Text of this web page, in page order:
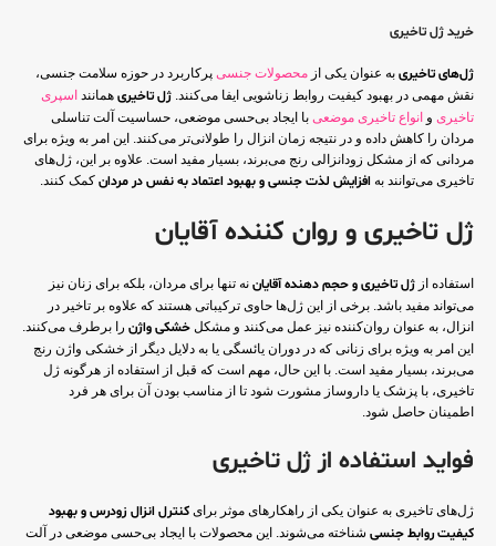
خرید ژل تاخیری
ژل‌های تاخیری به عنوان یکی از محصولات جنسی پرکاربرد در حوزه سلامت جنسی،
نقش مهمی در بهبود کیفیت روابط زناشویی ایفا می‌کنند. ژل تاخیری همانند اسپری
تاخیری و انواع تاخیری موضعی با ایجاد بی‌حسی موضعی، حساسیت آلت تناسلی
مردان را کاهش داده و در نتیجه زمان انزال را طولانی‌تر می‌کنند. این امر به ویژه برای
مردانی که از مشکل زودانزالی رنج می‌برند، بسیار مفید است. علاوه بر این، ژل‌های
تاخیری می‌توانند به افزایش لذت جنسی و بهبود اعتماد به نفس در مردان کمک کنند.
ژل تاخیری و روان کننده آقایان
استفاده از ژل تاخیری و حجم دهنده آقایان نه تنها برای مردان، بلکه برای زنان نیز
می‌تواند مفید باشد. برخی از این ژل‌ها حاوی ترکیباتی هستند که علاوه بر تاخیر در
انزال، به عنوان روان‌کننده نیز عمل می‌کنند و مشکل خشکی واژن را برطرف می‌کنند.
این امر به ویژه برای زنانی که در دوران یائسگی یا به دلایل دیگر از خشکی واژن رنج
می‌برند، بسیار مفید است. با این حال، مهم است که قبل از استفاده از هرگونه ژل
تاخیری، با پزشک یا داروساز مشورت شود تا از مناسب بودن آن برای هر فرد
اطمینان حاصل شود.
فواید استفاده از ژل تاخیری
ژل‌های تاخیری به عنوان یکی از راهکارهای موثر برای کنترل انزال زودرس و بهبود
کیفیت روابط جنسی شناخته می‌شوند. این محصولات با ایجاد بی‌حسی موضعی در آلت